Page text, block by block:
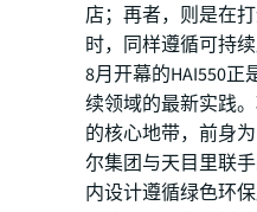
店；再者，则是在
时，同样遵循可持续
8月开幕的HAI550
续领域的最新实践
的核心地带，前身
尔集团与天目里联
内设计遵循绿色环